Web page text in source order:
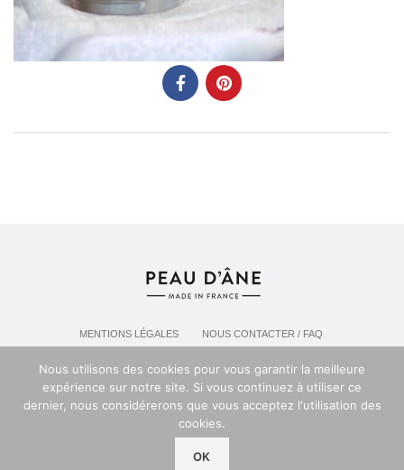
MENTIONS LÉGALES
NOUS CONTACTER / FAQ
POLITIQUE DE CONFIDENTIALITÉ
Espace professionel PEAU D'ANE
Nous utilisons des cookies pour vous garantir la meilleure
expérience sur notre site. Si vous continuez à utiliser ce
dernier, nous considérerons que vous acceptez l'utilisation des
cookies.
OK